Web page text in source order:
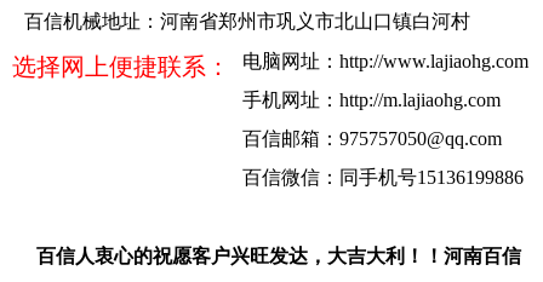
百信机械地址：河南省郑州市巩义市北山口镇白河村
选择网上便捷联系： 电脑网址： http://www.lajiaohg.com
手机网址： http://m.lajiaohg.com
百信邮箱： 975757050@qq.com
百信微信：同手机号15136199886
百信人衷心的祝愿客户兴旺发达，大吉大利！！河南百信